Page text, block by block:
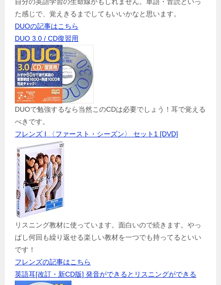
自分の英語学習の生命線かもしれません。単語・音読といっ
た感じで、覚えきるまでしてもいいかなと思います。
DUOの記事はこちら
DUO 3.0 / CD復習用
DUOで勉強するなら当然このCDは必要でしょう！耳で覚える
べきです。
フレンズ I 〈ファースト・シーズン〉 セット1 [DVD]
リスニング教材に使っています。面白いので続きます。やっ
ぱし何回も繰り返せる楽しい教材を一つでも持ってるといい
です！
フレンズの記事はこちら
英語耳[改訂・新CD版] 発音ができるとリスニングができる